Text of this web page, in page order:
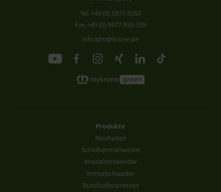
Tel. +49 (0) 5977-9350
Fax +49 (0) 5977-935-339
info.ldm@krone.de
Produkte
Neuheiten
Scheibenmähwerke
Kreiselzettwender
Kreiselschwader
Rundballenpressen